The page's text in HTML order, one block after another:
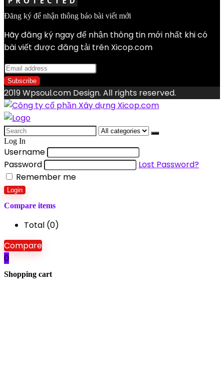
Đăng ký để nhận thông báo bài viết mới
Hãy đăng ký ngay để nhận thông tin mới nhất khi có
bài viết được đăng tải trên Xicop.com
2019 Wpsoul.com Design. All rights reserved.
Search
for:
Log In
Username
Password
Lost Password?
Remember me
Login
Compare items
Total (0)
Compare
0
Shopping cart